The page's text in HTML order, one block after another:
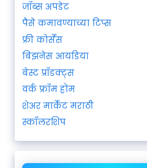
जॉब्स अपडेट
पैसे कमावण्याच्या टिप्स
फ्री कोर्सेस
बिझनेस आयडिया
बेस्ट प्रॉडक्ट्स
वर्क फ्रॉम होम
शेअर मार्केट मराठी
स्कॉलरशिप